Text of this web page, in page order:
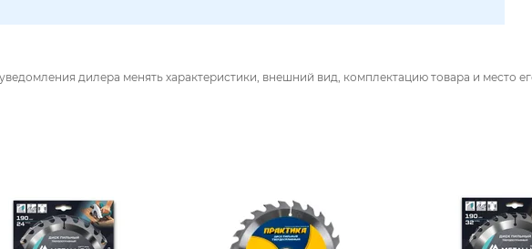
дилера менять характеристики, внешний вид, комплектацию товара и место